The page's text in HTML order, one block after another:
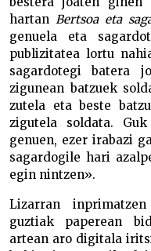
hartan Bertsoa eta
genuela eta
publizitatea lortu
sagardotegi batera
zigunean batzuek
zutela eta beste
zigutela soldata. Guk
genuen, ezer irabazi
sagardogile hari
egin nintzen».
Lizarran
guztiak paperean
artean aro digitala